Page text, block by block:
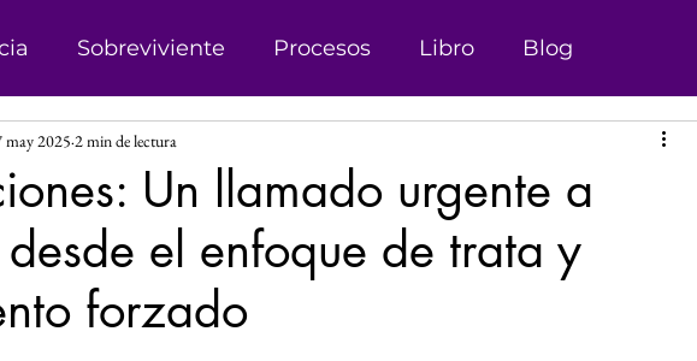
Sobreviviente Procesos Libro Blog
Campañas
Matrimonio Infantil Genero Derechos Humanos
Explotación sexual
Un llamado urgente a
el enfoque de trata y
forzado
may 2025 2 min de lectura